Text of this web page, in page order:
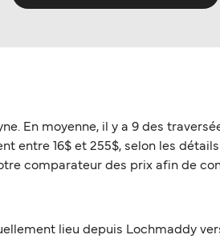
En moyenne, il y a 9 des
entre 16$ et 255$, selon les
comparateur des prix afin de
lieu depuis Lochmaddy